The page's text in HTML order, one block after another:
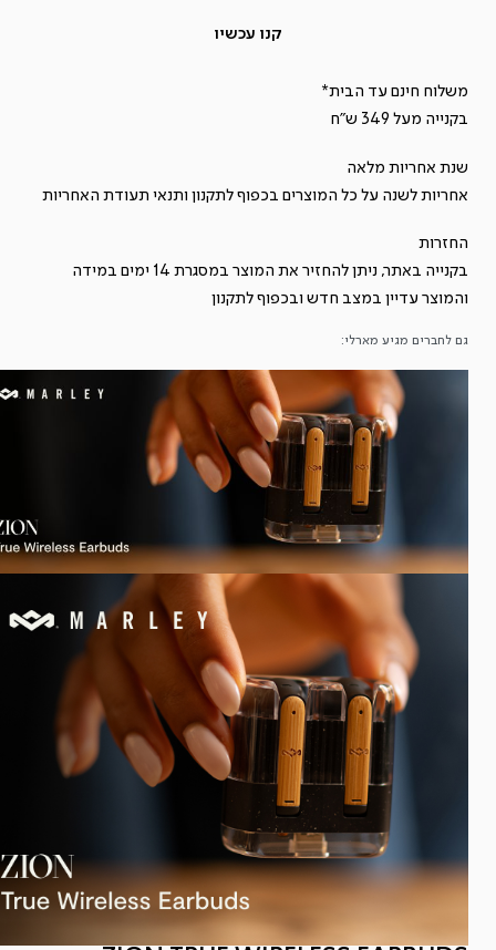
EARBUDS
-
תוך
אוזן
קנו עכשיו
משלוח חינם עד הבית*
בקנייה מעל 349 ש"ח
שנת אחריות מלאה
אחריות לשנה על כל המוצרים בכפוף לתקנון ותנאי תעודת האחריות
החזרות
בקנייה באתר, ניתן להחזיר את המוצר במסגרת 14 ימים במידה
והמוצר עדיין במצב חדש ובכפוף לתקנון
גם לחברים מגיע מארלי: